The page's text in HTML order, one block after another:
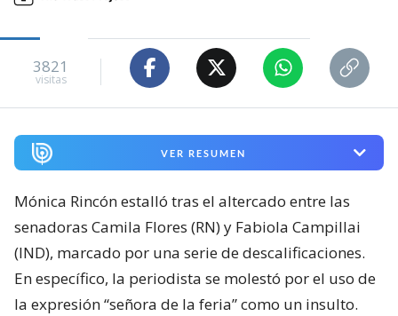
3821
visitas
VER RESUMEN
Mónica Rincón estalló tras el altercado entre las
senadoras Camila Flores (RN) y Fabiola Campillai
(IND), marcado por una serie de descalificaciones.
En específico, la periodista se molestó por el uso de
la expresión “señora de la feria” como un insulto.